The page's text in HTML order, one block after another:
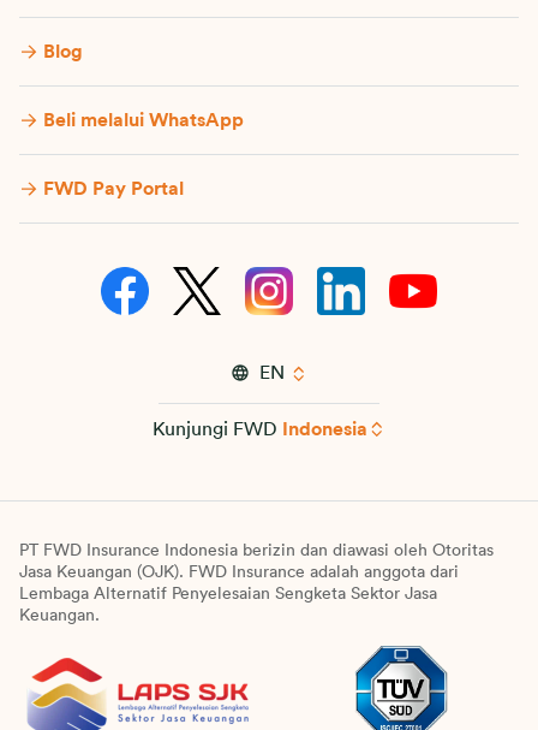
Blog
Beli melalui WhatsApp
FWD Pay Portal
EN
Kunjungi FWD Indonesia
PT FWD Insurance Indonesia berizin dan diawasi oleh Otoritas
Jasa Keuangan (OJK). FWD Insurance adalah anggota dari
Lembaga Alternatif Penyelesaian Sengketa Sektor Jasa
Keuangan.